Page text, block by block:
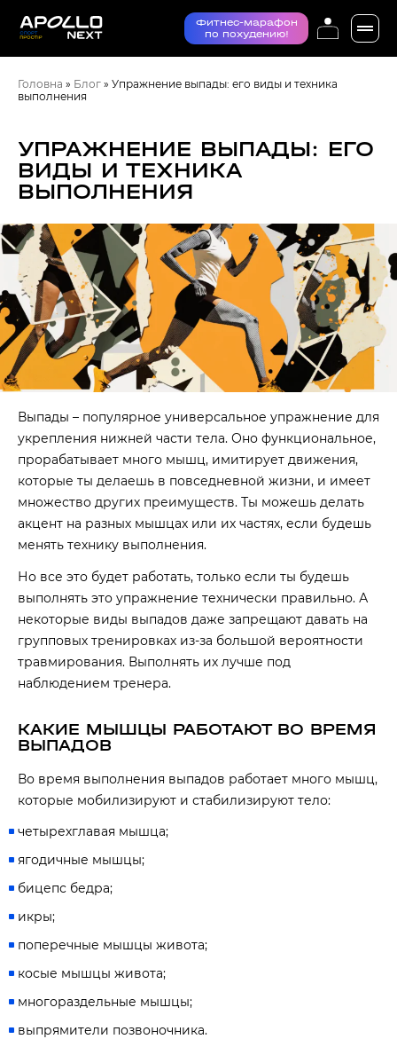
Фитнес-марафон
по похудению!
Головна » Блог » Упражнение выпады: его виды и техника
выполнения
УПРАЖНЕНИЕ ВЫПАДЫ: ЕГО
ВИДЫ И ТЕХНИКА
ВЫПОЛНЕНИЯ
Выпады – популярное универсальное упражнение для
укрепления нижней части тела. Оно функциональное,
прорабатывает много мышц, имитирует движения,
которые ты делаешь в повседневной жизни, и имеет
множество других преимуществ. Ты можешь делать
акцент на разных мышцах или их частях, если будешь
менять технику выполнения.
Но все это будет работать, только если ты будешь
выполнять это упражнение технически правильно. А
некоторые виды выпадов даже запрещают давать на
групповых тренировках из-за большой вероятности
травмирования. Выполнять их лучше под
наблюдением тренера.
КАКИЕ МЫШЦЫ РАБОТАЮТ ВО ВРЕМЯ
ВЫПАДОВ
Во время выполнения выпадов работает много мышц,
которые мобилизируют и стабилизируют тело:
четырехглавая мышца;
ягодичные мышцы;
бицепс бедра;
икры;
поперечные мышцы живота;
косые мышцы живота;
многораздельные мышцы;
выпрямители позвоночника.